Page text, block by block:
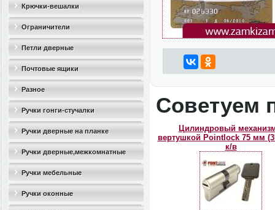
Крючки-вешалки
Ограничители
дверные(стопоры)
Петли дверные
Почтовые ящики
Разное
Ручки гонги-стучалки
Ручки дверные на планке
Ручки дверные,межкомнатные
Ручки мебельные
Ручки оконные
Советуем
Цилиндровый
вертушкой Pointlock 75 мм
к/в